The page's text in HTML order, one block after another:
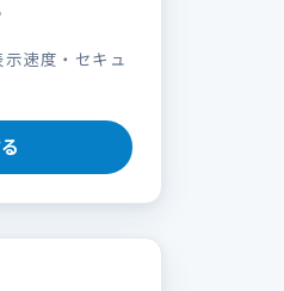
速度・セキュ